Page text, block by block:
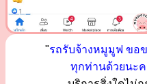
"รถรับจ้างหมูมูฟ ข
ทุกท่านด้วยนะ